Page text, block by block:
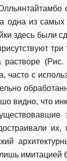
одна из
здесь
часто с
видно, что
их,
имитацией